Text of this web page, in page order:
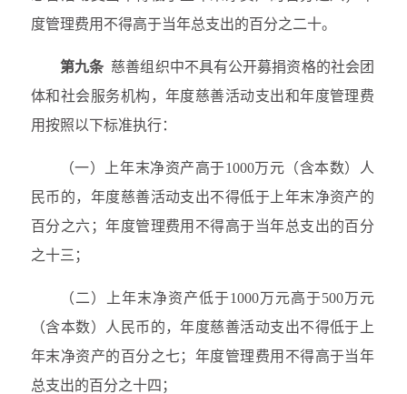
度管理费用不得高于当年总支出的百分之二十。
第九条 慈善组织中不具有公开募捐资格的社会团
体和社会服务机构，年度慈善活动支出和年度管理费
用按照以下标准执行：
（一）上年末净资产高于1000万元（含本数）人
民币的，年度慈善活动支出不得低于上年末净资产的
百分之六；年度管理费用不得高于当年总支出的百分
之十三；
（二）上年末净资产低于1000万元高于500万元
（含本数）人民币的，年度慈善活动支出不得低于上
年末净资产的百分之七；年度管理费用不得高于当年
总支出的百分之十四；